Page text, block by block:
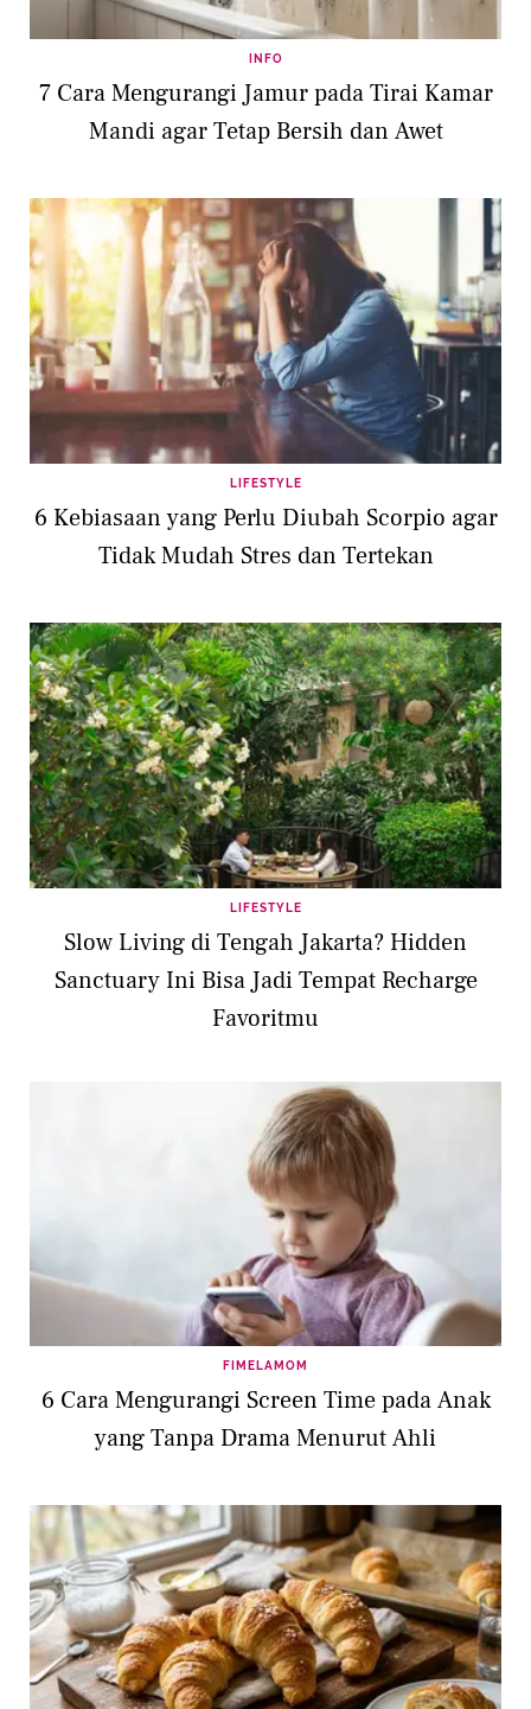
INFO
7 Cara Mengurangi Jamur pada Tirai Kamar
Mandi agar Tetap Bersih dan Awet
LIFESTYLE
6 Kebiasaan yang Perlu Diubah Scorpio agar
Tidak Mudah Stres dan Tertekan
LIFESTYLE
Slow Living di Tengah Jakarta? Hidden
Sanctuary Ini Bisa Jadi Tempat Recharge
Favoritmu
FIMELAMOM
6 Cara Mengurangi Screen Time pada Anak
yang Tanpa Drama Menurut Ahli